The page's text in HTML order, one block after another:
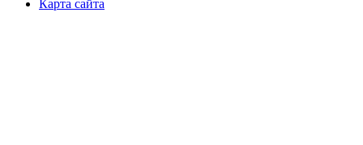
Карта сайта